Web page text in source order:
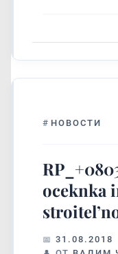
# НОВОСТИ
oceknka
31.08.2018